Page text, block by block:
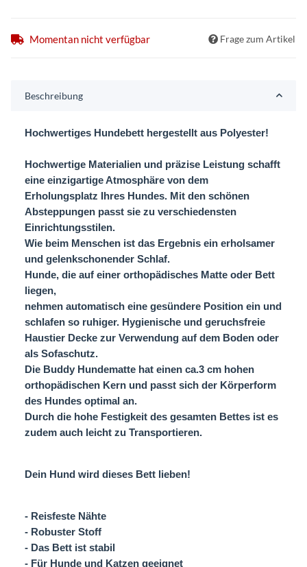
Momentan nicht verfügbar Frage zum Artikel
Beschreibung
Hochwertiges Hundebett hergestellt aus Polyester!
Hochwertige Materialien und präzise Leistung schafft
eine einzigartige Atmosphäre von dem
Erholungsplatz Ihres Hundes. Mit den schönen
Absteppungen passt sie zu verschiedensten
Einrichtungsstilen.
Wie beim Menschen ist das Ergebnis ein erholsamer
und gelenkschonender Schlaf.
Hunde, die auf einer orthopädisches Matte oder Bett
liegen,
nehmen automatisch eine gesündere Position ein und
schlafen so ruhiger. Hygienische und geruchsfreie
Haustier Decke zur Verwendung auf dem Boden oder
als Sofaschutz.
Die Buddy Hundematte hat einen ca.3 cm hohen
orthopädischen Kern und passt sich der Körperform
des Hundes optimal an.
Durch die hohe Festigkeit des gesamten Bettes ist es
zudem auch leicht zu Transportieren.
Dein Hund wird dieses Bett lieben!
- Reisfeste Nähte
- Robuster Stoff
- Das Bett ist stabil
- Für Hunde und Katzen geeignet